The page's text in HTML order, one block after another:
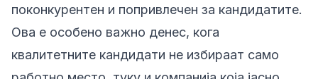
поконкурентен и попривлечен за кандидатите.
Ова е особено важно денес, кога
квалитетните кандидати не избираат само